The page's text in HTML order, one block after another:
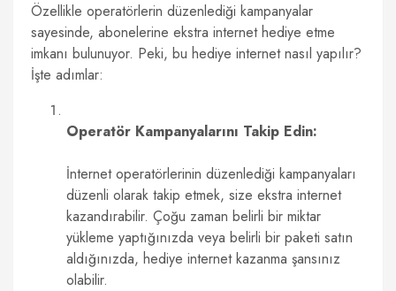
Özellikle operatörlerin düzenlediği kampanyalar
sayesinde, abonelerine ekstra internet hediye etme
imkanı bulunuyor. Peki, bu hediye internet nasıl yapılır?
İşte adımlar:
Operatör Kampanyalarını Takip Edin:
İnternet operatörlerinin düzenlediği kampanyaları
düzenli olarak takip etmek, size ekstra internet
kazandırabilir. Çoğu zaman belirli bir miktar
yükleme yaptığınızda veya belirli bir paketi satın
aldığınızda, hediye internet kazanma şansınız
olabilir.